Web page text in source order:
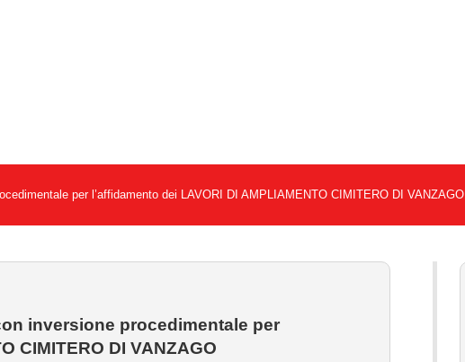
per l’affidamento dei LAVORI DI AMPLIAMENTO CIMITERO DI VANZAGO
inversione procedimentale per
CIMITERO DI VANZAGO